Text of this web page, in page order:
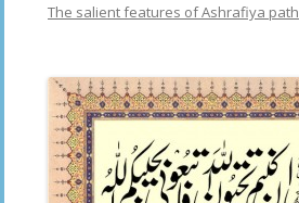
The salient features of Ashrafiya path